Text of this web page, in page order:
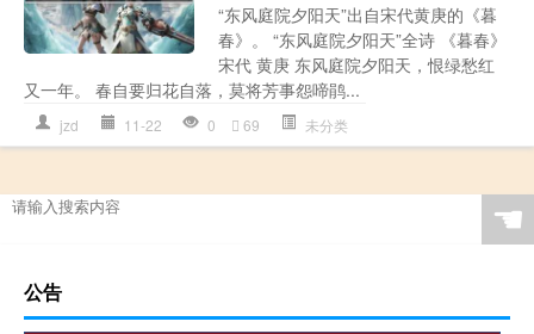
“东风庭院夕阳天”出自宋代黄庚的《暮
春》。 “东风庭院夕阳天”全诗 《暮春》
宋代 黄庚 东风庭院夕阳天，恨绿愁红
又一年。 春自要归花自落，莫将芳事怨啼鹃...
jzd 11-22 0 69 未分类
☚
公告